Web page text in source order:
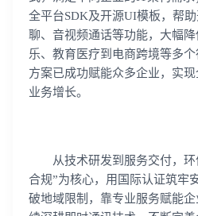
全平台SDK及开源UI模板，帮
聊、音视频通话等功能，大幅
乐、教育医疗到电商跨境等多个
方案已成功赋能众多企业，实
业务增长。
从技术研发到服务交付，环
合规”为核心，用国际认证筑牢
破地域限制，靠专业服务赋能